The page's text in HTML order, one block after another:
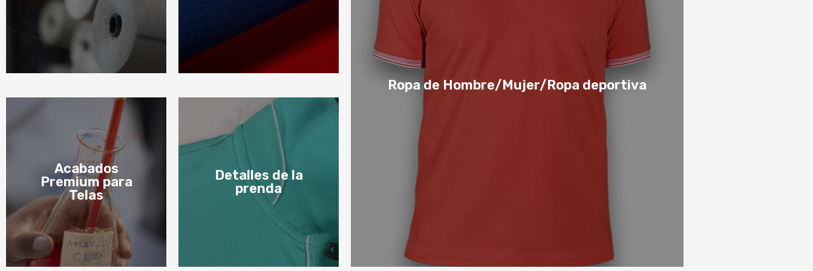
Hilados Telas
Acabados
Premium para
Telas
3
Acabados Premium para Telas
Detalles de la
prenda
4
Detalles de la prenda
Ropa de Hombre/Mujer/Ropa deportiva
5